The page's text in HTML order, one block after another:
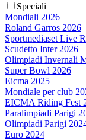
Speciali
Mondiali 2026
Roland Garros 2026
Sportmediaset Live
Scudetto Inter 2026
Olimpiadi Invernali
Super Bowl 2026
Eicma 2025
Mondiale per club
EICMA Riding Fest
Paralimpiadi Parigi
Olimpiadi Parigi
Euro 2024